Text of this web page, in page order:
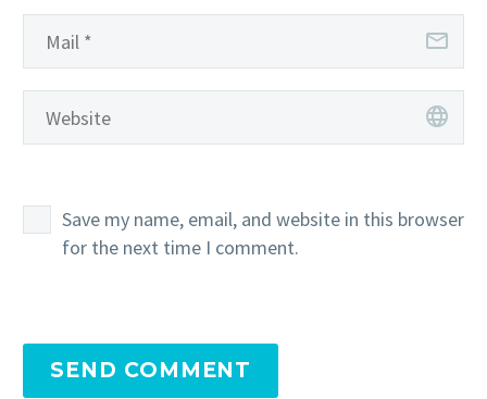
Save my name, email, and website in this browser
for the next time I comment.
SEND COMMENT